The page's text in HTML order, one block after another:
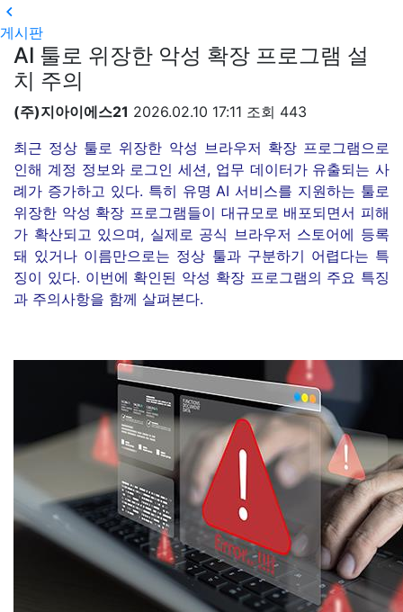

게시판
AI 툴로 위장한 악성 확장 프로그램 설
치 주의
(주)지아이에스21 2026.02.10 17:11 조회 443
최근 정상 툴로 위장한 악성 브라우저 확장 프로그램으로
인해 계정 정보와 로그인 세션, 업무 데이터가 유출되는 사
례가 증가하고 있다. 특히 유명 AI 서비스를 지원하는 툴로
위장한 악성 확장 프로그램들이 대규모로 배포되면서 피해
가 확산되고 있으며, 실제로 공식 브라우저 스토어에 등록
돼 있거나 이름만으로는 정상 툴과 구분하기 어렵다는 특
징이 있다. 이번에 확인된 악성 확장 프로그램의 주요 특징
과 주의사항을 함께 살펴본다.